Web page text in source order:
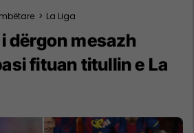
> La Liga
dërgon mesazh
fituan titullin e La